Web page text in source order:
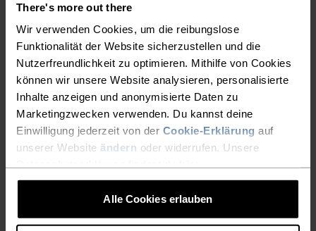
There's more out there
Wir verwenden Cookies, um die reibungslose
Funktionalität der Website sicherzustellen und die
Nutzerfreundlichkeit zu optimieren. Mithilfe von Cookies
können wir unsere Website analysieren, personalisierte
Inhalte anzeigen und anonymisierte Daten zu
Marketingzwecken verwenden. Du kannst deine
Einwilligung jederzeit von der Cookie-Erklärung auf
unserer Website ändern oder widerrufen. Unsere
Alle Cookies erlauben
MATERIALEIGENSCHAFTEN
SYNTHETISCH
MERINO
Synthetisch - fühlt sich wie eine zweite Haut an - dehnbar,
aussergewöhnlich leicht, exzellenter
Feuchtigkeitstransport, hilft bei der
Körpertemperaturregulierung, trocknet schnelle und
hält viele Jahre.
TEMPERATUR-KONTROLL-SYSTEM
WARM